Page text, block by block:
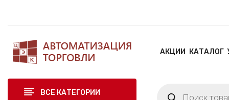
АКЦИИ КАТАЛОГ
ВСЕ КАТЕГОРИИ
товаров